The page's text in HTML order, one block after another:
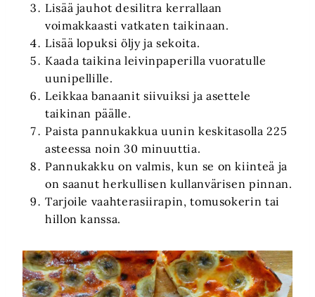
Lisää jauhot desilitra kerrallaan
voimakkaasti vatkaten taikinaan.
Lisää lopuksi öljy ja sekoita.
Kaada taikina leivinpaperilla vuoratulle
uunipellille.
Leikkaa banaanit siivuiksi ja asettele
taikinan päälle.
Paista pannukakkua uunin keskitasolla 225
asteessa noin 30 minuuttia.
Pannukakku on valmis, kun se on kiinteä ja
on saanut herkullisen kullanvärisen pinnan.
Tarjoile vaahterasiirapin, tomusokerin tai
hillon kanssa.